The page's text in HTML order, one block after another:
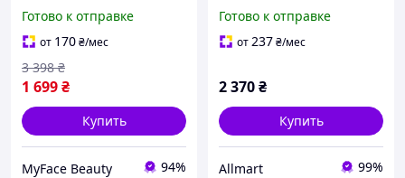
пульса, Bluetooth,
сенсорным управлением,
прозрачный режим
Готово к отправке
от 170₴/мес
1 699₴
3 398 ₴
Купить
MyFace Beauty 94%
зарядкой Bluetooth
поддержка новой iOS
Готово к отправке
от237₴/мес
2 370₴
Купить
Allmart 99%